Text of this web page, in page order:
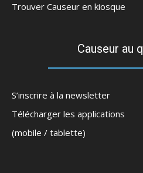
Trouver Causeur en kiosque
Causeur au
S’inscrire à la newsletter
Télécharger les applications
(mobile / tablette)